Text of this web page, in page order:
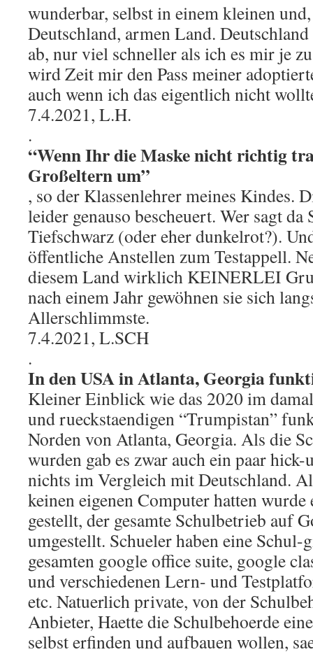
wunderbar, selbst in einem kleinen
Deutschland, armen Land.
ab, nur viel schneller als ich es mir je
wird Zeit mir den Pass meiner
auch wenn ich das eigentlich nicht
7.4.2021, L.H.
.
“Wenn Ihr die Maske nicht richtig
Großeltern um”
, so der Klassenlehrer meines Kindes.
leider genauso bescheuert. Wer sagt da
Tiefschwarz (oder eher dunkelrot?).
öffentliche Anstellen zum Testappell.
diesem Land wirklich KEINERLEI
nach einem Jahr gewöhnen sie sich
Allerschlimmste.
7.4.2021, L.SCH
.
In den USA in Atlanta, Georgia
Kleiner Einblick wie das 2020 im
und rueckstaendigen “Trumpistan”
Norden von Atlanta, Georgia. Als die
wurden gab es zwar auch ein paar
nichts im Vergleich mit Deutschland.
keinen eigenen Computer hatten
gestellt, der gesamte Schulbetrieb auf
umgestellt. Schueler haben eine
gesamten google office suite, google
und verschiedenen Lern- und
etc. Natuerlich private, von der
Anbieter, Haette die Schulbehoerde
selbst erfinden und aufbauen wollen,